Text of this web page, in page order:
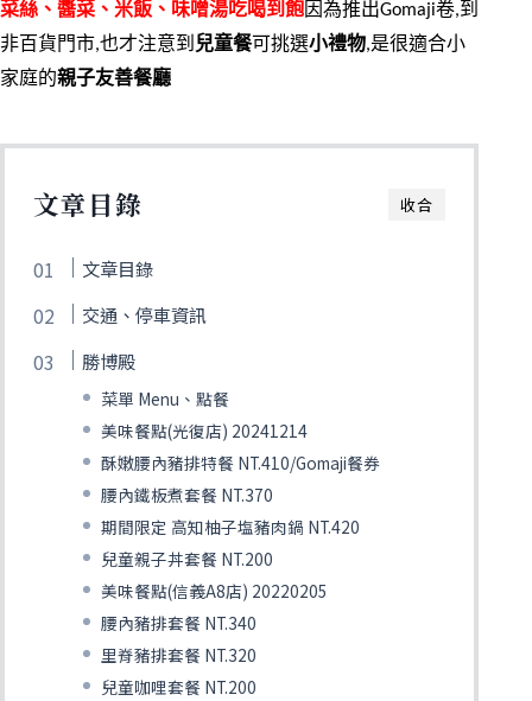
菜絲、醬菜、米飯、味噌湯吃喝到飽因為推出Gomaji卷,到
非百貨門市,也才注意到 兒童餐可挑選小禮物,是很適合小
家庭的親子友善餐廳
收合
文章目錄
文章目錄
交通、停車資訊
勝博殿
菜單 Menu、點餐
美味餐點(光復店) 20241214
酥嫩腰內豬排特餐 NT.410/Gomaji餐券
腰內鐵板煮套餐 NT.370
期間限定 高知柚子塩豬肉鍋 NT.420
兒童親子丼套餐 NT.200
美味餐點(信義A8店) 20220205
腰內豬排套餐 NT.340
里脊豬排套餐 NT.320
兒童咖哩套餐 NT.200